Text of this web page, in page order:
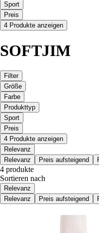
Sport
Preis
4 Produkte anzeigen
SOFTJIM
Filter
Größe
Farbe
Produkttyp
Sport
Preis
4 Produkte anzeigen
Relevanz
Relevanz
Preis aufsteigend
4 produkte
Sortieren nach
Relevanz
Relevanz
Preis aufsteigend